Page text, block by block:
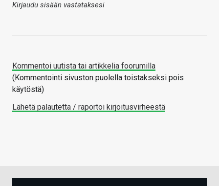
Kirjaudu sisään vastataksesi
Kommentoi uutista tai artikkelia foorumilla
(Kommentointi sivuston puolella toistakseksi pois
käytöstä)
Lähetä palautetta / raportoi kirjoitusvirheestä